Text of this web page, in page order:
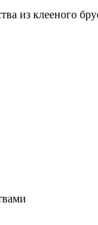
из клееного